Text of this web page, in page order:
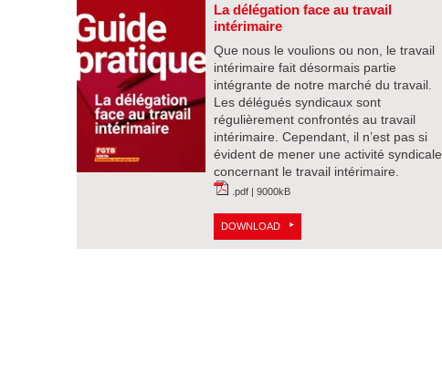
La délégation face au travail
intérimaire
Que nous le voulions ou non, le travail
intérimaire fait désormais partie
intégrante de notre marché du travail.
Les délégués syndicaux sont
régulièrement confrontés au travail
intérimaire. Cependant, il n’est pas si
évident de mener une activité syndicale
concernant le travail intérimaire.
.pdf | 9000kB
DOWNLOAD